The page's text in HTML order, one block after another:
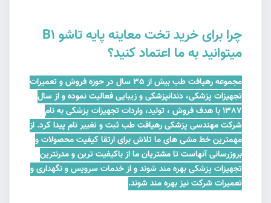
چرا برای خرید تخت معاینه پایه تاشو B1
میتوانید به ما اعتماد کنید؟
مجموعه رهیافت طب بیش از 35 سال در حوزه فروش و تعمیرات
تجهیزات پزشکی، دندانپزشکی و زیبایی فعالیت نموده و از سال
1387 با هدف فروش ، تولید، واردات تجهیزات پزشکی به نام
شرکت مهندسی پزشکی رهیافت طب ثبت و تغییر نام پیدا کرد. از
مهمترین خط مشی های ما تلاش برای ارتقا کیفیت محصولات و
بروزرسانی آنهاست تا مشتریان ما از باکیفیت ترین و مدرنترین
تجهیزات پزشکی بهره مند شوند و از خدمات سرویس و نگهداری و
تعمیرات شرکت نیز بهره مند شوند.